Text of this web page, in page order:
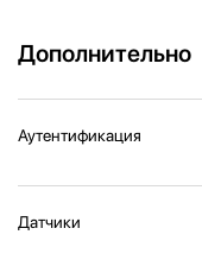
Дополнительно
Аутентификация
Датчики